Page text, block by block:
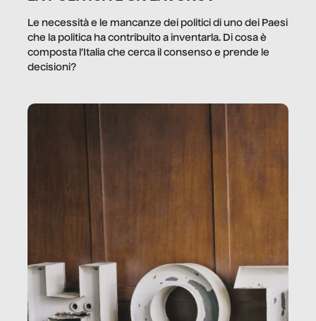
Le necessità e le mancanze dei politici di uno dei Paesi
che la politica ha contribuito a inventarla. Di cosa è
composta l’Italia che cerca il consenso e prende le
decisioni?